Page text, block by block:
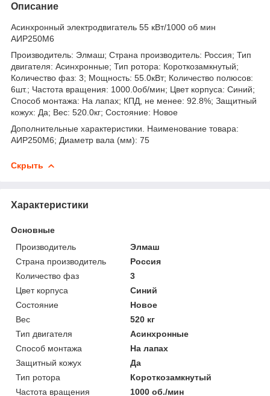
Описание
Асинхронный электродвигатель 55 кВт/1000 об мин
АИР250М6
Производитель: Элмаш; Страна производитель: Россия; Тип
двигателя: Асинхронные; Тип ротора: Короткозамкнутый;
Количество фаз: 3; Мощность: 55.0кВт; Количество полюсов:
6шт.; Частота вращения: 1000.0об/мин; Цвет корпуса: Синий;
Способ монтажа: На лапах; КПД, не менее: 92.8%; Защитный
кожух: Да; Вес: 520.0кг; Состояние: Новое
Дополнительные характеристики. Наименование товара:
АИР250М6; Диаметр вала (мм): 75
Скрыть
Характеристики
Основные
Производитель
Элмаш
Страна производитель
Россия
Количество фаз
3
Цвет корпуса
Синий
Состояние
Новое
Вес
520 кг
Тип двигателя
Асинхронные
Способ монтажа
На лапах
Защитный кожух
Да
Тип ротора
Короткозамкнутый
Частота вращения
1000 об./мин